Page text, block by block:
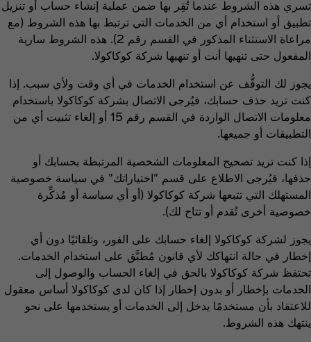
تسري هذه الشروط عندما تُقِر بها ضمن عملية إنشاء حساب أو تنزيل
تطبيق أو استخدام أي من الخدمات التي ترتبط بها هذه الشروط (مع
مراعاة الاستثناء المذكور في القسم رقم 2). هذه الشروط سارية
المفعول حتى تنهيها أنت أو تنهيها شركة كوكاكولا.
يجوز لك التوقُّف عن استخدام الخدمات في أي وقت ولأي سبب. إذا
كنت تريد حذف حسابك، فيُرجى الاتصال بشركة كوكاكولا باستخدام
معلومات الاتصال الواردة في القسم رقم 15 ‏أو إلغاء تثبيت أي من
التطبيقات أو جميعها.
إذا كنت تريد تصحيح المعلومات الشخصية المرتبطة بحسابك أو
حذفها، فيُرجى الاطلاع على قسم "اختياراتك" في سياسة خصوصية
المستهلك التي تتبعها شركة كوكاكولا (أو أي سياسة أو مُذكِّرة
خصوصية أخرى تُقدم أو تتاح لك).
يجوز لشركة كوكاكولا إلغاء حسابك على الفور، وتلقائيًا دون أي
إخطار في حالة انتهاكك لأي قانون مُطبَّق على استخدام الخدمات.
تحتفظ شركة كوكاكولا بالحق في إلغاء الحساب والوصول إلى
الخدمات بإخطار أو بدون إخطار إذا كان لدى كوكاكولا أساس معقول
للاعتقاد بأن مستخدمًا يدخل إلى الخدمات أو يستخدمها على نحو
ينتهك هذه الشروط.